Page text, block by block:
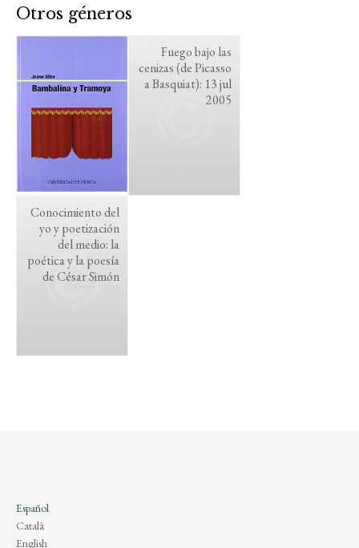
Otros géneros
Fuego bajo las
cenizas (de Picasso
a Basquiat): 13 jul
2005
Conocimiento del
yo y poetización
del medio: la
poética y la poesía
de César Simón
Español
Català
English